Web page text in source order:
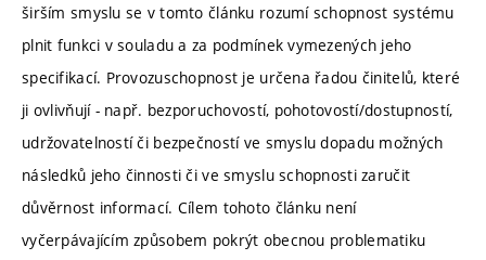
širším smyslu se v tomto článku rozumí schopnost systému
plnit funkci v souladu a za podmínek vymezených jeho
specifikací. Provozuschopnost je určena řadou činitelů, které
ji ovlivňují - např. bezporuchovostí, pohotovostí/dostupností,
udržovatelností či bezpečností ve smyslu dopadu možných
následků jeho činnosti či ve smyslu schopnosti zaručit
důvěrnost informací. Cílem tohoto článku není
vyčerpávajícím způsobem pokrýt obecnou problematiku